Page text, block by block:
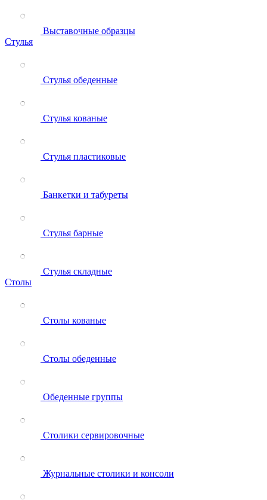
Выставочные образцы
Стулья
Стулья обеденные
Стулья кованые
Стулья пластиковые
Банкетки и табуреты
Стулья барные
Стулья складные
Столы
Столы кованые
Столы обеденные
Обеденные группы
Столики сервировочные
Журнальные столики и консоли